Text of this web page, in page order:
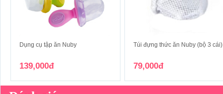
Dụng cụ tập ăn Nuby
139,000đ
Túi đựng thức ăn Nuby (bộ 3 cái)
79,000đ